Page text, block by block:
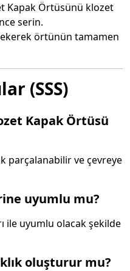
Kapak Örtüsünü klozet
serin.
örtünün tamamen
(SSS)
Kapak Örtüsü
parçalanabilir ve çevreye
uyumlu mu?
ile uyumlu olacak şekilde
oluşturur mu?